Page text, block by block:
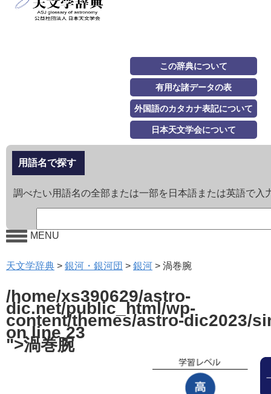
この辞典について
有用な諸データの表
外国語のカタカナ表記について
日本天文学会について
用語名で探す
調べたい用語名の全部または一部を日本語または英語で入
MENU
天文学辞典 > 銀河・銀河団 > 銀河 > 渦巻腕
/home/xs390629/astro-
dic.net/public_html/wp-
content/themes/astro-dic2023/
on line23
">渦巻腕